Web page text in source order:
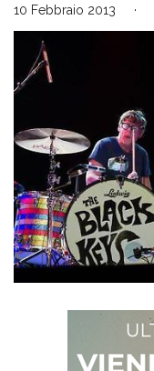
10 Febbraio 2013